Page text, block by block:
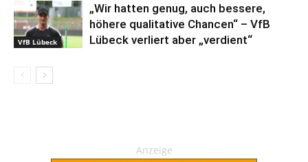
VfB Lübeck
„Wir hatten genug, auch bessere,
höhere qualitative Chancen“ – VfB
Lübeck verliert aber „verdient“
Anzeige